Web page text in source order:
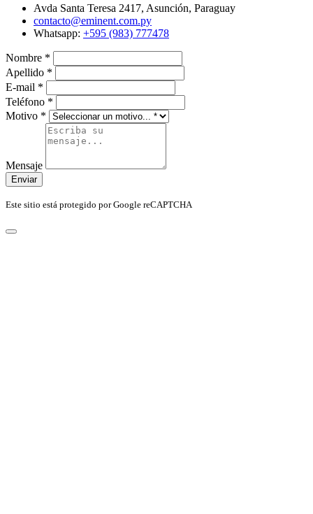
Avda Santa Teresa 2417, Asunción, Paraguay
contacto@eminent.com.py
Whatsapp: +595 (983) 777478
Nombre *
Apellido *
E-mail *
Teléfono *
Motivo *
Mensaje
Enviar
Este sitio está protegido por Google reCAPTCHA